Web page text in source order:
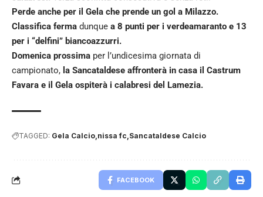
Perde anche per il Gela che prende un gol a Milazzo.
Classifica ferma dunque a 8 punti per i verdeamaranto e 13
per i “delfini” biancoazzurri.
Domenica prossima per l’undicesima giornata di
campionato, la Sancataldese affronterà in casa il Castrum
Favara e il Gela ospiterà i calabresi del Lamezia.
TAGGED: Gela Calcio nissa fc Sancataldese Calcio
FACEBOOK